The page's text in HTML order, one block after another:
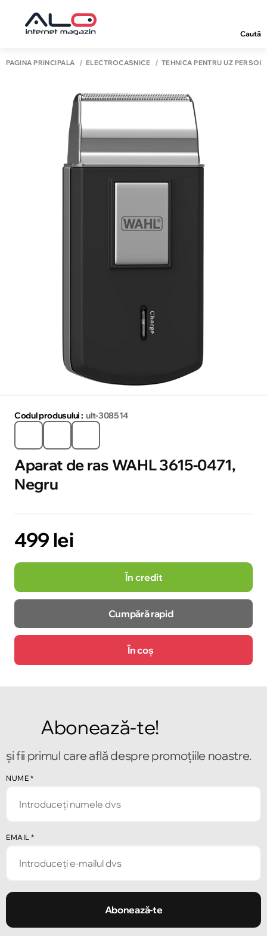
Caută
PAGINA PRINCIPALĂ ELECTROCASNICE TEHNICĂ PENTRU UZ
Codul produsului : ult-308514
Aparat de ras WAHL 3615-0471,
Negru
499 lei
În credit
Cumpără rapid
În coș
Abonează-te!
și fii primul care află despre promoțiile noastre.
NUME *
EMAIL *
Abonează-te